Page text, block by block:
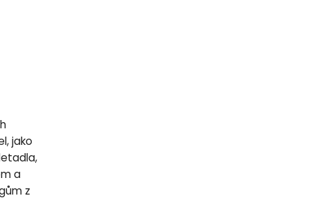
jako
a
z